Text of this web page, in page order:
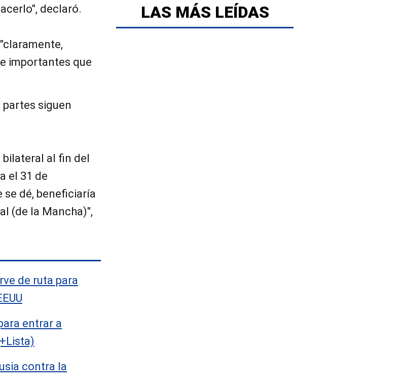
declaró.
importantes que
partes siguen
al fin del
el 31 de
se dé, beneficiaría
(de la Mancha)",
de ruta para
entrar a
contra la
LAS MÁS LEÍDAS